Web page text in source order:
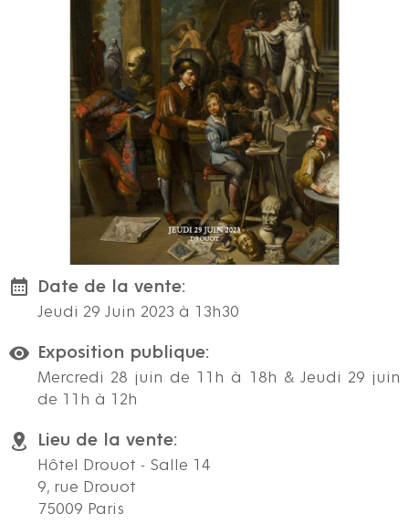
Date de la vente:
Jeudi 29 Juin 2023 à 13h30
Exposition publique:
Mercredi 28 juin de 11h à 18h & Jeudi 29 juin
de 11h à 12h
Lieu de la vente:
Hôtel Drouot - Salle 14
9, rue Drouot
75009 Paris